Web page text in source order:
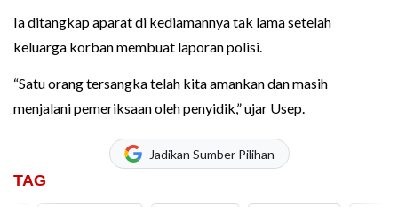
Ia ditangkap aparat di kediamannya tak lama setelah
keluarga korban membuat laporan polisi.
“Satu orang tersangka telah kita amankan dan masih
menjalani pemeriksaan oleh penyidik,” ujar Usep.
Jadikan Sumber Pilihan
TAG